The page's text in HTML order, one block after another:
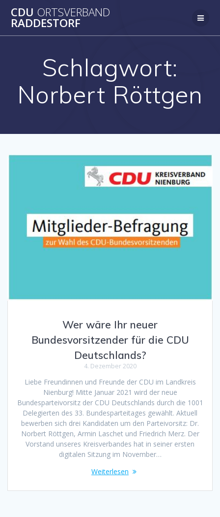
CDU ORTSVERBAND
RADDESTORF
Schlagwort:
Norbert Röttgen
Wer wäre Ihr neuer
Bundesvorsitzender für die CDU
Deutschlands?
4. Dezember 2020
Liebe Freundinnen und Freunde der CDU im Landkreis
Nienburg! Mitte Januar 2021 wird der neue
Bundesparteivorsitz der CDU Deutschlands durch die 1001
Delegierten des 33. Bundesparteitages gewählt. Aktuell
bewerben sich drei Kandidaten um den Parteivorsitz: Dr.
Norbert Röttgen, Armin Laschet und Friedrich Merz. Der
Vorstand unseres Kreisverbandes hat in seiner ersten
digitalen Sitzung im November…
Weiterlesen